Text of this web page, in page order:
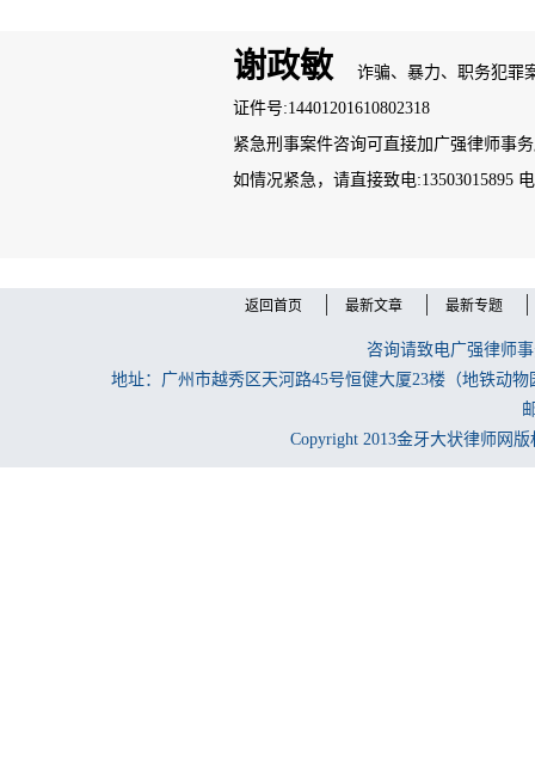
谢政敏
诈骗、暴力、职务犯罪
证件号:14401201610802318
紧急刑事案件咨询可直接加广强律师事
如情况紧急，请直接致电:13503015895
返回首页 最新文章 最新专题
咨询请致电广强律师
地址：广州市越秀区天河路45号恒健大厦23楼（地铁动
Copyright 2013金牙大状律师网